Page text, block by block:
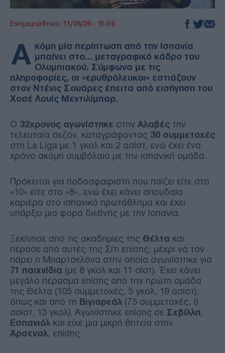
Ενημερώθηκε: 11/06/26 - 15:56
Α κόμη μία περίπτωση από την Ισπανία
μπαίνει στο… μεταγραφικό κάδρο του
Ολυμπιακού. Σύμφωνα με τις
πληροφορίες, οι «ερυθρόλευκοι» εστιάζουν
στον Ντένις Σουάρες έπειτα από εισήγηση του
Χοσέ Λουίς Μεντιλίμπαρ.
Ο 32χρονος αγωνίστηκε στην Αλαβές την
τελευταία σεζόν, καταγράφοντας 30 συμμετοχές
στη La Liga με 1 γκολ και 2 ασίστ, ενώ έχει ένα
χρόνο ακόμη συμβόλαιο με την ισπανική ομάδα.
Πρόκειται για ποδοσφαιριστή που παίζει είτε στο
«10» είτε στο «8», ενώ έχει κάνει σπουδαία
καριέρα στο ισπανικό πρωτάθλημα και έχει
υπάρξει μια φορά διεθνής με την Ισπανία.
Ξεκίνησε από τις ακαδημίες της Θέλτα και
πέρασε από αυτές της Σίτι επίσης, μέχρι να τον
πάρει η Μπαρτσελόνα στην οποία αγωνίστηκε για
71 παιχνίδια (με 8 γκολ και 11 σίστ). Έχει κάνει
μεγάλο πέρασμα επίσης από την πρώτη ομάδα
της Θέλτα (105 συμμετοχές, 5 γκολ, 19 ασίστ),
όπως και από τη Βιγιαρεάλ (75 συμμετοχές, 6
ασίστ, 13 γκολ). Αγωνίστηκε επίσης σε Σεβίλλη,
Εσπανιόλ και είχε μια μικρή θητεία στην
Άρσεναλ, επίσης.